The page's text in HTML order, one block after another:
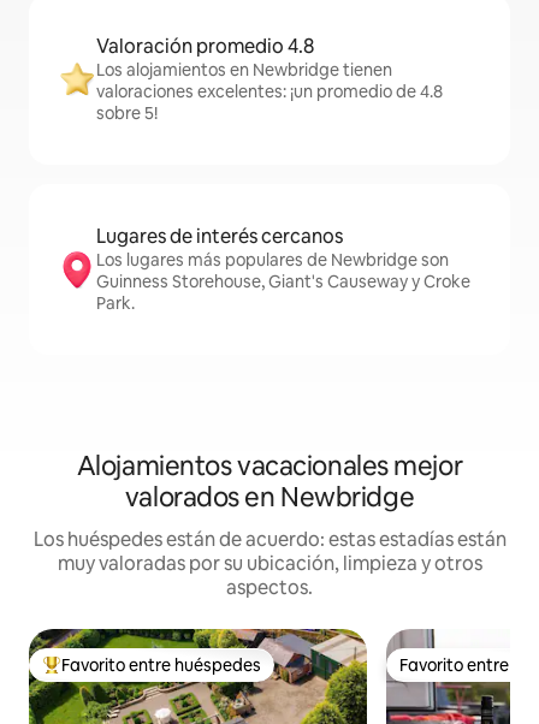
Valoración promedio 4.8
Los alojamientos en Newbridge tienen
valoraciones excelentes: ¡un promedio de 4.8
sobre 5!
Lugares de interés cercanos
Los lugares más populares de Newbridge son
Guinness Storehouse, Giant's Causeway y Croke
Park.
Alojamientos vacacionales mejor
valorados en Newbridge
Los huéspedes están de acuerdo: estas estadías están
muy valoradas por su ubicación, limpieza y otros
aspectos.
Favorito entre huéspedes preferido
Favorito entre huéspedes Favorito entre
Favorito entre